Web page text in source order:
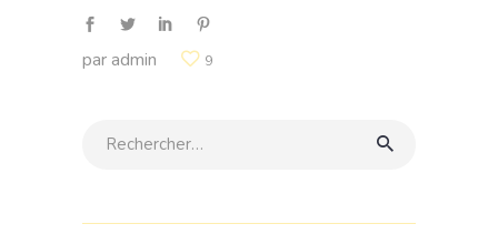
paradmin 9
Rechercher: